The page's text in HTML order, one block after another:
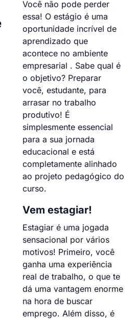
Você não pode perder
essa! O estágio é uma
oportunidade incrível de
aprendizado que
acontece no ambiente
empresarial . Sabe qual é
o objetivo? Preparar
você, estudante, para
arrasar no trabalho
produtivo! É
simplesmente essencial
para a sua jornada
educacional e está
completamente alinhado
ao projeto pedagógico do
curso.
Vem estagiar!
Estagiar é uma jogada
sensacional por vários
motivos! Primeiro, você
ganha uma experiência
real de trabalho, o que te
dá uma vantagem enorme
na hora de buscar
emprego. Além disso, é